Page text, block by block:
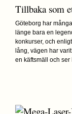
Tillbaka som
Göteborg har
länge bara en
konkurser, och
lång, vägen har
en käftsmäll och